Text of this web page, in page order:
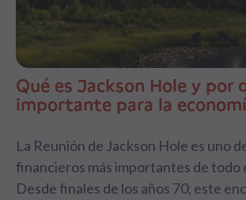
Qué es Jackson Hole y por
importante para la
La Reunión de Jackson Hole es uno
financieros más importantes de todo
Desde finales de los años 70, este